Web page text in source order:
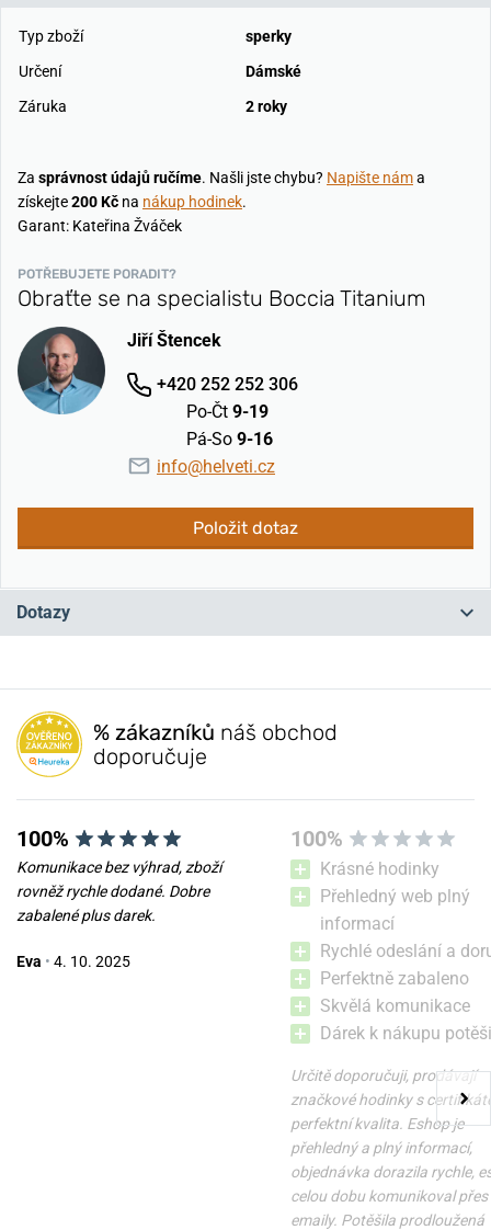
Typ zboží
sperky
Určení
Dámské
Záruka
2 roky
Za správnost údajů ručíme. Našli jste chybu? Napište náma
získejte200 Kč na nákup hodinek.
Garant: Kateřina Žváček
POTŘEBUJETE PORADIT?
Obraťte se na specialistu Boccia Titanium
Jiří Štencek
+420 252 252 306
Po-Čt 9-19
Pá-So 9-16
info@helveti.cz
Položit dotaz
Dotazy
Máte otázku? Zanechte nám komentář
Přidat dotaz
% zákazníků náš obchod
doporučuje
100%
Komunikace bez výhrad, zboží
rovněž rychle dodané. Dobre
zabalené plus darek.
Eva • 4. 10. 2025
100%
Krásné hodinky
Přehledný web plný
informací
Rychlé odeslání a
Perfektně zabaleno
Skvělá komunikace
Dárek k nákupu
Určitě doporučuji, prodávají
značkové hodinky s
perfektní kvalita. Eshop je
přehledný a plný informací,
objednávka dorazila rychle,
celou dobu komunikoval přes
emaily. Potěšila prodloužená